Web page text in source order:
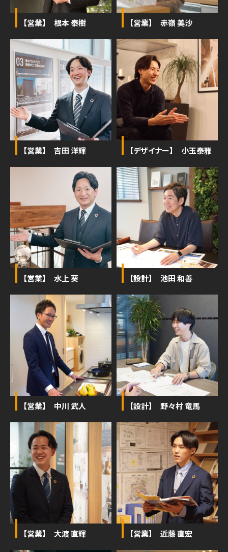
【営業】 根本 泰樹 【営業】 赤嶺 美沙
【営業】 吉田 洋輝 【デザイナー】 小玉泰雅
【営業】 水上 葵 【設計】 池田 和善
【営業】 中川 武人 【設計】 野々村 竜馬
【営業】 大渡 直輝 【営業】 近藤 直宏